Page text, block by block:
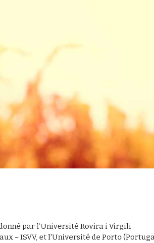
par l'Université Rovira i Virgili
– ISVV, et l'Université de Porto